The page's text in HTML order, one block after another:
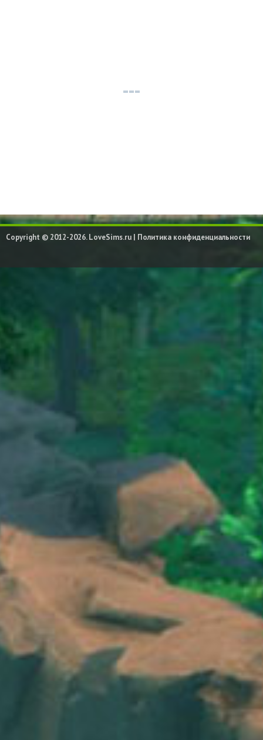
Copyright © 2012-2026. LoveSims.ru | Политика конфиденциальности